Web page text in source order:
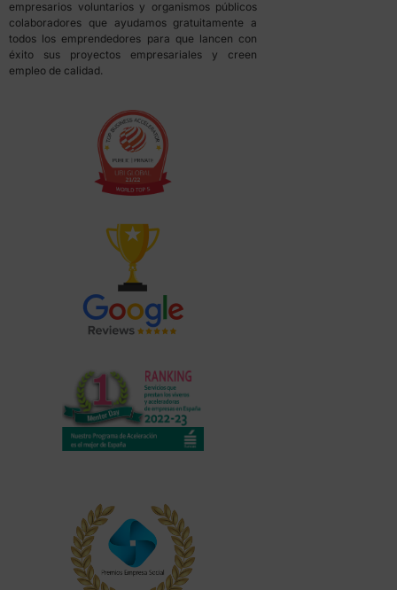
empresarios voluntarios y organismos públicos
colaboradores que ayudamos gratuitamente a
todos los emprendedores para que lancen con
éxito sus proyectos empresariales y creen
empleo de calidad.